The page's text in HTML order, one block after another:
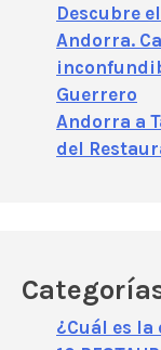
Descubre
Andorra.
Guerrero
Andorra a
del
¿Cuál es